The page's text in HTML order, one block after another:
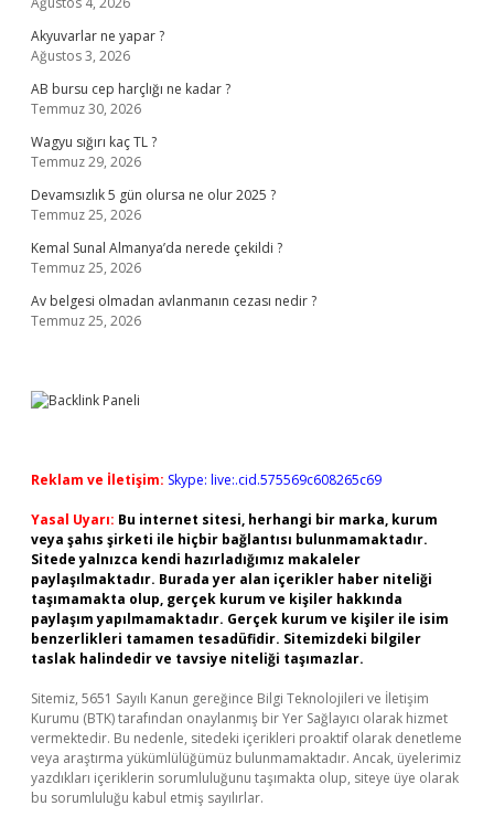
Akyuvarlar ne yapar ?
Ağustos 3, 2026
AB bursu cep harçlığı ne kadar ?
Temmuz 30, 2026
Wagyu sığırı kaç TL ?
Temmuz 29, 2026
Devamsızlık 5 gün olursa ne olur 2025 ?
Temmuz 25, 2026
Kemal Sunal Almanya’da nerede çekildi ?
Temmuz 25, 2026
Av belgesi olmadan avlanmanın cezası nedir ?
Temmuz 25, 2026
Reklam ve İletişim: Skype: live:.cid.575569c608265c69
Yasal Uyarı: Bu internet sitesi, herhangi bir marka, kurum
veya şahıs şirketi ile hiçbir bağlantısı bulunmamaktadır.
Sitede yalnızca kendi hazırladığımız makaleler
paylaşılmaktadır. Burada yer alan içerikler haber niteliği
taşımamakta olup, gerçek kurum ve kişiler hakkında
paylaşım yapılmamaktadır. Gerçek kurum ve kişiler ile isim
benzerlikleri tamamen tesadüfidir. Sitemizdeki bilgiler
taslak halindedir ve tavsiye niteliği taşımazlar.
Sitemiz, 5651 Sayılı Kanun gereğince Bilgi Teknolojileri ve İletişim
Kurumu (BTK) tarafından onaylanmış bir Yer Sağlayıcı olarak hizmet
vermektedir. Bu nedenle, sitedeki içerikleri proaktif olarak denetleme
veya araştırma yükümlülüğümüz bulunmamaktadır. Ancak, üyelerimiz
yazdıkları içeriklerin sorumluluğunu taşımakta olup, siteye üye olarak
bu sorumluluğu kabul etmiş sayılırlar.